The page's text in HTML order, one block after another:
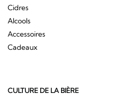
Cidres
Alcools
Accessoires
Cadeaux
CULTURE DE LA BIÈRE